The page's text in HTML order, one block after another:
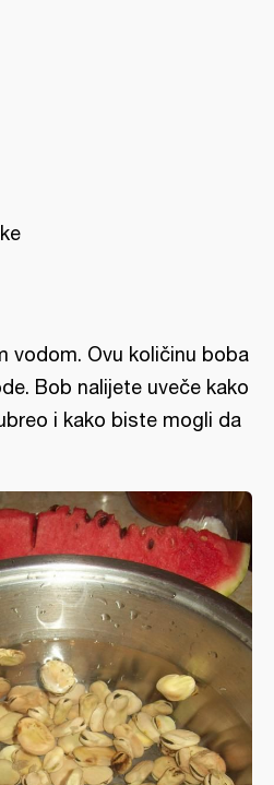
vodom. Ovu količinu boba
Bob nalijete uveče kako
i kako biste mogli da